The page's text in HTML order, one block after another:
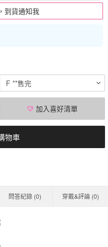
到貨通知我
F **售完
加入喜好清單
物車
問答紀錄 (0) 穿戴&評論 (0)